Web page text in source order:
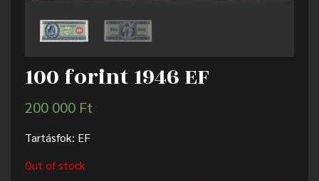
100 forint 1946 EF
200 000 Ft
Tartásfok: EF
Out of stock